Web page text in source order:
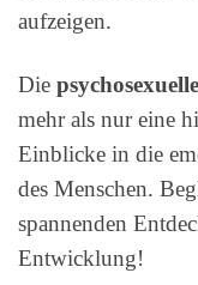
aufzeigen.
Die
mehr als nur eine
Einblicke in die
des Menschen.
spannenden
Entwicklung!